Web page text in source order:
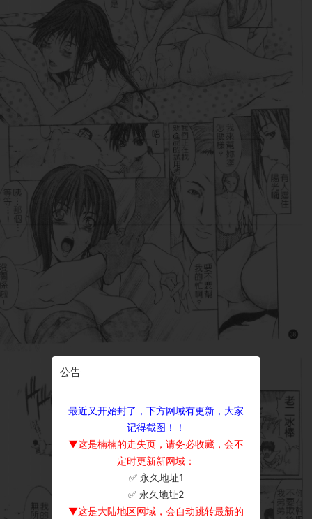
公告
最近又开始封了，下方网域有更新，大家
记得截图！！
▼这是楠楠的走失页，请务必收藏，会不
定时更新新网域：
✅ 永久地址1
✅ 永久地址2
▼这是大陆地区网域，会自动跳转最新的